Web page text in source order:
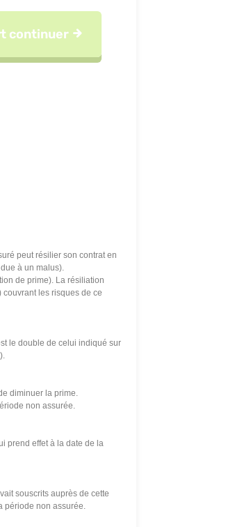
peut résilier son contrat en
à un malus).
de prime). La résiliation
les risques de ce
le double de celui indiqué sur
diminuer la prime.
non assurée.
prend effet à la date de la
souscrits auprès de cette
période non assurée.